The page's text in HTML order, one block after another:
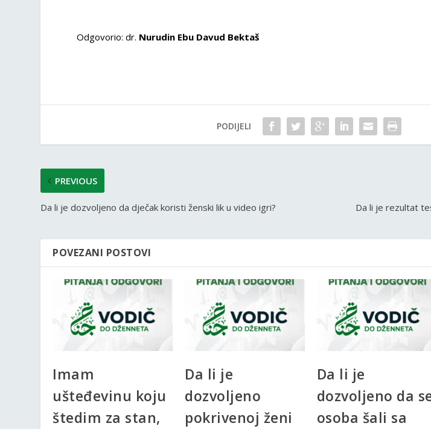
Odgovorio: dr. Nurudin Ebu Davud Bektaš
PODIJELI
PREVIOUS
Da li je dozvoljeno da dječak koristi ženski lik u video igri?
Da li je rezultat
POVEZANI POSTOVI
Imam
ušteđevinu koju
štedim za stan,
Da li je
dozvoljeno
pokrivenoj ženi
Da li je
dozvoljeno da
osoba šali sa